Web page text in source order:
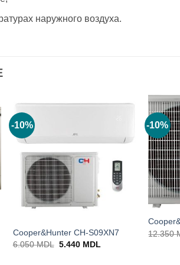
наружного воздуха.
-10%
Cooper&Hunter CH-S09XN7
6.050MDL Prețul
5.440 MDL
-10%
12.350